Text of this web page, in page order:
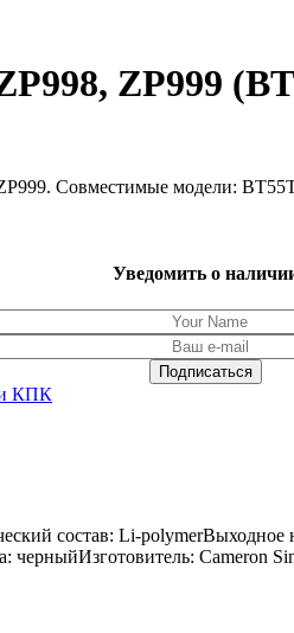
ZP999
Совместимые модели:
Уведомить о
и КПК
состав: Li-
черныйИзготовитель: Cameron